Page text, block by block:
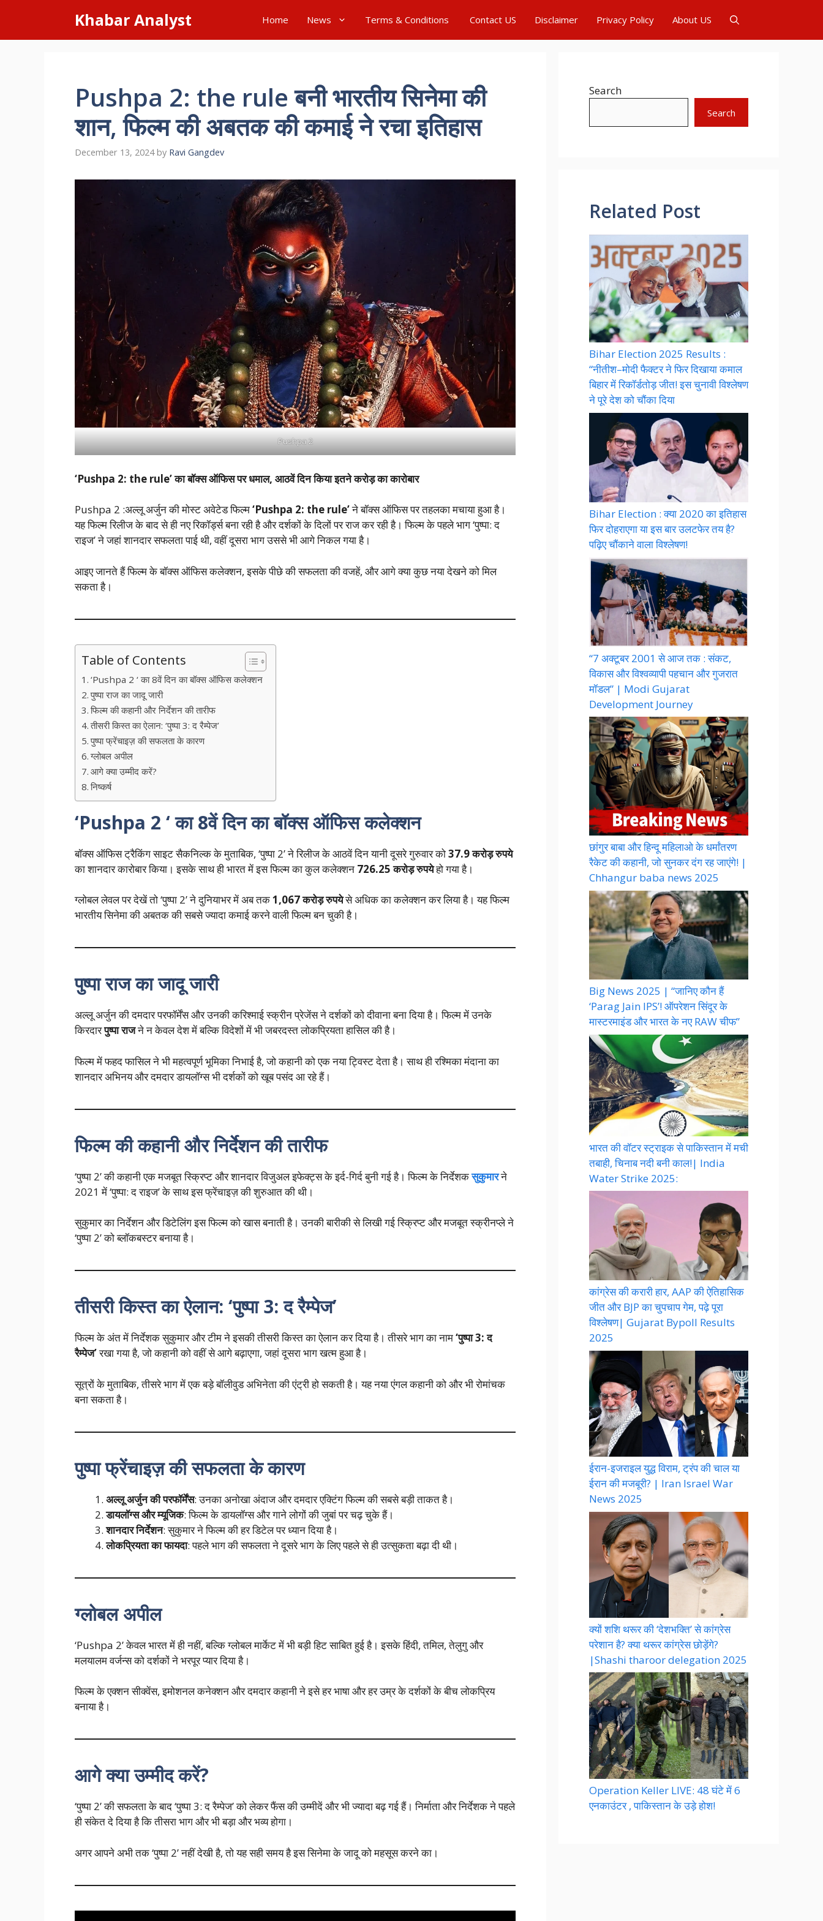
content
Khabar Analyst Home News Terms & Conditions Contact US Disclaimer Privacy Policy About US
Pushpa 2: the rule बनी भारतीय सिनेमा की
शान, फिल्म की अबतक की कमाई ने रचा इतिहास
December 13, 2024 by Ravi Gangdev
Pushpa 2
‘Pushpa 2: the rule’ का बॉक्स ऑफिस पर धमाल, आठवें दिन किया इतने करोड़ का कारोबार
Pushpa 2 :अल्लू अर्जुन की मोस्ट अवेटेड फिल्म‘Pushpa 2: the rule’ने बॉक्स ऑफिस पर तहलका मचाया हुआ है।
यह फिल्म रिलीज के बाद से ही नए रिकॉर्ड्स बना रही है और दर्शकों के दिलों पर राज कर रही है। फिल्म के पहले भाग ‘पुष्पा: द
राइज’ ने जहां शानदार सफलता पाई थी, वहीं दूसरा भाग उससे भी आगे निकल गया है।
आइए जानते हैं फिल्म के बॉक्स ऑफिस कलेक्शन, इसके पीछे की सफलता की वजहें, और आगे क्या कुछ नया देखने को मिल
सकता है।
Table of Contents
‘Pushpa 2 ‘ का 8वें दिन का बॉक्स ऑफिस कलेक्शन
पुष्पा राज का जादू जारी
फिल्म की कहानी और निर्देशन की तारीफ
तीसरी किस्त का ऐलान: ‘पुष्पा 3: द रैम्पेज’
पुष्पा फ्रेंचाइज़ की सफलता के कारण
ग्लोबल अपील
आगे क्या उम्मीद करें?
निष्कर्ष
‘Pushpa 2 ‘ का 8वें दिन का बॉक्स ऑफिस कलेक्शन
बॉक्स ऑफिस ट्रैकिंग साइट सैकनिल्क के मुताबिक, ‘पुष्पा 2’ ने रिलीज के आठवें दिन यानी दूसरे गुरुवार को37.9 करोड़ रुपये
का शानदार कारोबार किया। इसके साथ ही भारत में इस फिल्म का कुल कलेक्शन 726.25 करोड़ रुपयेहो गया है।
ग्लोबल लेवल पर देखें तो ‘पुष्पा 2’ ने दुनियाभर में अब तक1,067 करोड़ रुपयेसे अधिक का कलेक्शन कर लिया है। यह फिल्म
भारतीय सिनेमा की अबतक की सबसे ज्यादा कमाई करने वाली फिल्म बन चुकी है।
पुष्पा राज का जादू जारी
अल्लू अर्जुन की दमदार परफॉर्मेंस और उनकी करिश्माई स्क्रीन प्रेजेंस ने दर्शकों को दीवाना बना दिया है। फिल्म में उनके
किरदारपुष्पा राजने न केवल देश में बल्कि विदेशों में भी जबरदस्त लोकप्रियता हासिल की है।
फिल्म में फहद फासिल ने भी महत्वपूर्ण भूमिका निभाई है, जो कहानी को एक नया ट्विस्ट देता है। साथ ही रश्मिका मंदाना का
शानदार अभिनय और दमदार डायलॉग्स भी दर्शकों को खूब पसंद आ रहे हैं।
फिल्म की कहानी और निर्देशन की तारीफ
‘पुष्पा 2’ की कहानी एक मजबूत स्क्रिप्ट और शानदार विजुअल इफेक्ट्स के इर्द-गिर्द बुनी गई है। फिल्म के निर्देशकसुकुमारने
2021 में ‘पुष्पा: द राइज’ के साथ इस फ्रेंचाइज़ की शुरुआत की थी।
सुकुमार का निर्देशन और डिटेलिंग इस फिल्म को खास बनाती है। उनकी बारीकी से लिखी गई स्क्रिप्ट और मजबूत स्क्रीनप्ले ने
‘पुष्पा 2’ को ब्लॉकबस्टर बनाया है।
तीसरी किस्त का ऐलान: ‘पुष्पा 3: द रैम्पेज’
फिल्म के अंत में निर्देशक सुकुमार और टीम ने इसकी तीसरी किस्त का ऐलान कर दिया है। तीसरे भाग का नाम‘पुष्पा 3: द
रैम्पेज’रखा गया है, जो कहानी को वहीं से आगे बढ़ाएगा, जहां दूसरा भाग खत्म हुआ है।
सूत्रों के मुताबिक, तीसरे भाग में एक बड़े बॉलीवुड अभिनेता की एंट्री हो सकती है। यह नया एंगल कहानी को और भी रोमांचक
बना सकता है।
पुष्पा फ्रेंचाइज़ की सफलता के कारण
अल्लू अर्जुन की परफॉर्मेंस: उनका अनोखा अंदाज और दमदार एक्टिंग फिल्म की सबसे बड़ी ताकत है।
डायलॉग्स और म्यूजिक: फिल्म के डायलॉग्स और गाने लोगों की जुबां पर चढ़ चुके हैं।
शानदार निर्देशन: सुकुमार ने फिल्म की हर डिटेल पर ध्यान दिया है।
लोकप्रियता का फायदा: पहले भाग की सफलता ने दूसरे भाग के लिए पहले से ही उत्सुकता बढ़ा दी थी।
ग्लोबल अपील
‘Pushpa 2’ केवल भारत में ही नहीं, बल्कि ग्लोबल मार्केट में भी बड़ी हिट साबित हुई है। इसके हिंदी, तमिल, तेलुगु और
मलयालम वर्जन्स को दर्शकों ने भरपूर प्यार दिया है।
फिल्म के एक्शन सीक्वेंस, इमोशनल कनेक्शन और दमदार कहानी ने इसे हर भाषा और हर उम्र के दर्शकों के बीच लोकप्रिय
बनाया है।
आगे क्या उम्मीद करें?
‘पुष्पा 2’ की सफलता के बाद ‘पुष्पा 3: द रैम्पेज’ को लेकर फैंस की उम्मीदें और भी ज्यादा बढ़ गई हैं। निर्माता और निर्देशक ने पहले
ही संकेत दे दिया है कि तीसरा भाग और भी बड़ा और भव्य होगा।
अगर आपने अभी तक ‘पुष्पा 2’ नहीं देखी है, तो यह सही समय है इस सिनेमा के जादू को महसूस करने का।
Search
Search
Related Post
Bihar Election 2025 Results :
“नीतीश–मोदी फैक्टर ने फिर दिखाया कमाल
बिहार में रिकॉर्डतोड़ जीत! इस चुनावी विश्लेषण
ने पूरे देश को चौंका दिया
Bihar Election : क्या 2020 का इतिहास
फिर दोहराएगा या इस बार उलटफेर तय है?
पढ़िए चौंकाने वाला विश्लेषण!
“7 अक्टूबर 2001 से आज तक : संकट,
विकास और विश्वव्यापी पहचान और गुजरात
मॉडल” | Modi Gujarat
Development Journey
छांगुर बाबा और हिन्दू महिलाओ के धर्मांतरण
रैकेट की कहानी, जो सुनकर दंग रह जाएंगे! |
Chhangur baba news 2025
Big News 2025 | “जानिए कौन हैं
‘Parag Jain IPS’! ऑपरेशन सिंदूर के
मास्टरमाइंड और भारत के नए RAW चीफ”
भारत की वॉटर स्ट्राइक से पाकिस्तान में मची
तबाही, चिनाब नदी बनी काल!| India
Water Strike 2025:
कांग्रेस की करारी हार, AAP की ऐतिहासिक
जीत और BJP का चुपचाप गेम, पढ़े पूरा
विश्लेषण| Gujarat Bypoll Results
2025
ईरान-इजराइल युद्ध विराम, ट्रंप की चाल या
ईरान की मजबूरी? | Iran Israel War
News 2025
क्यों शशि थरूर की ‘देशभक्ति’ से कांग्रेस
परेशान है? क्या थरूर कांग्रेस छोड़ेंगे?
|Shashi tharoor delegation 2025
Operation Keller LIVE: 48 घंटे में 6
एनकाउंटर , पाकिस्तान के उड़े होश!